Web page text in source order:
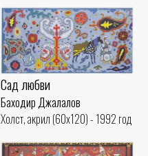
Сад любви
Баходир Джалалов
Холст, акрил (60x120) - 1992 год